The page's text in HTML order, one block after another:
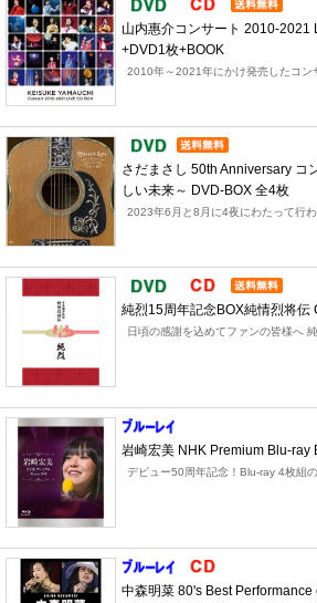
山内惠介コンサート 2010-2021
+DVD1枚+BOOK
2010年～2021年にかけ発売したコン
さだまさし 50th Anniversary コ
しい未来～ DVD-BOX 全4枚
2023年6月と8月に4夜にわたって行わ
純烈15周年記念BOX純情烈将
日頃の感謝を込めてファンの皆様へ
岩崎宏美 NHK Premium Blu-ray
デビュー50周年記念！Blu-ray 4枚組
中森明菜 80's Best